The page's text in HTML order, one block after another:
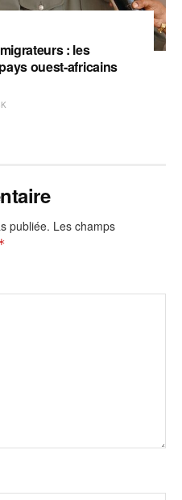
: les
ouest-africains
publiée. Les champs